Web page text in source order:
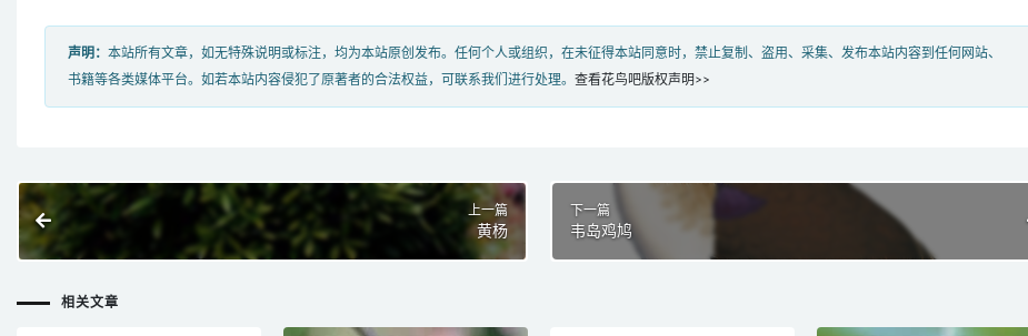
声明： 本站所有文章，如无特殊说明或标注，均为本站原创发布。任何个人或组织，在未征得本站同意时，禁止复制、盗用、采集、发布本站内容到任何网站、
书籍等各类媒体平台。如若本站内容侵犯了原著者的合法权益，可联系我们进行处理。 查看花鸟吧版权声明>>
上一篇
黄杨
下一篇
韦岛鸡鸠
相关文章